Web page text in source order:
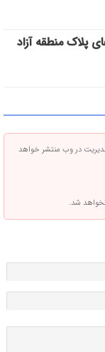
پلاک منطقه آزاد
در وب منتشر خواهد
نخواهد شد.